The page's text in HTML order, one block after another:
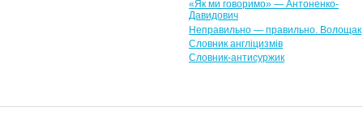
«Як ми говоримо» — Антоненко-
Давидович
Неправильно — правильно. Волощак
Словник англіцизмів
Словник-антисуржик